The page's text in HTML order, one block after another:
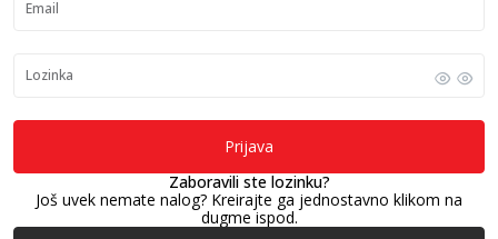
Email
Lozinka
Prijava
Zaboravili ste lozinku?
Još uvek nemate nalog? Kreirajte ga jednostavno klikom na
dugme ispod.